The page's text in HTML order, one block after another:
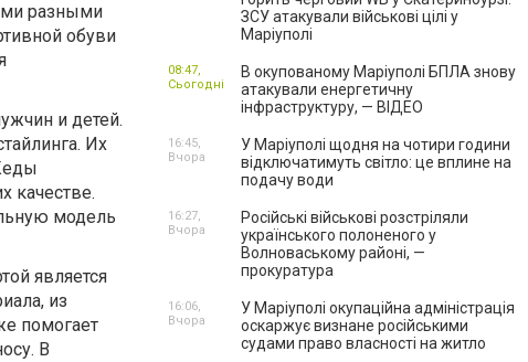
разными
обуви
и детей.
Их
качестве.
модель
является
из
помогает
В
ЗСУ атакували військові цілі у
Маріуполі
В окупованому Маріуполі БПЛА знову
атакували енергетичну
інфраструктуру, — ВІДЕО
08:47,
Сьогодні
У Маріуполі щодня на чотири години
відключатимуть світло: це вплине на
подачу води
16:45,
Вчора
Російські військові розстріляли
українського полоненого у
Волноваському районі, —
прокуратура
16:27,
Вчора
У Маріуполі окупаційна адміністрація
оскаржує визнане російськими
судами право власності на житло
16:06,
Вчора